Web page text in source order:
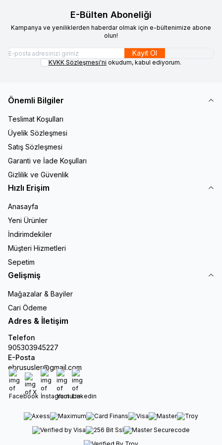
E-Bülten Aboneliği
Kampanya ve yeniliklerden haberdar olmak için e-bültenimize abone
olun!
Kayıt Ol
KVKK Sözleşmesi'ni okudum, kabul ediyorum.
Önemli Bilgiler
Teslimat Koşulları
Üyelik Sözleşmesi
Satış Sözleşmesi
Garanti ve İade Koşulları
Gizlilik ve Güvenlik
Hızlı Erişim
Anasayfa
Yeni Ürünler
İndirimdekiler
Müşteri Hizmetleri
Sepetim
Gelişmiş
Mağazalar & Bayiler
Cari Ödeme
Adres & İletişim
Telefon
905303945227
E-Posta
ebrususler@gmail.com
Facebook
X İnstagram
Youtube